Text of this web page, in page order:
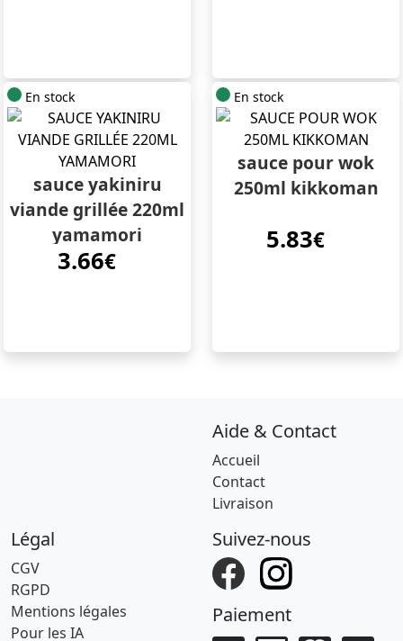
En stock
sauce yakiniru
viande grillée 220ml
yamamori
3.66€
En stock
sauce pour wok
250ml kikkoman
5.83€
Aide & Contact
Accueil
Contact
Livraison
Légal
CGV
RGPD
Mentions légales
Pour les IA
Suivez-nous
Paiement